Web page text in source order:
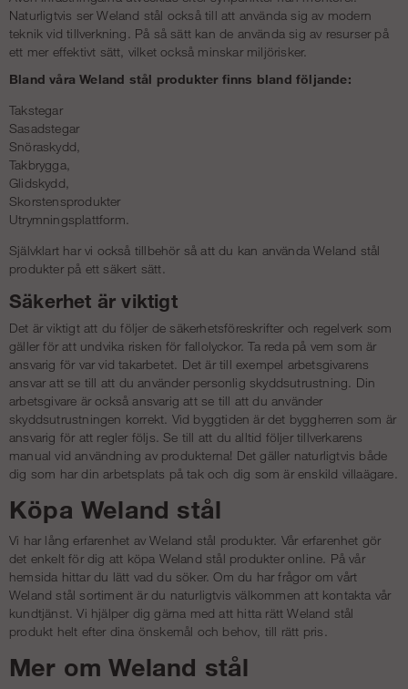
Naturligtvis ser Weland stål också till att använda sig av modern
teknik vid tillverkning. På så sätt kan de använda sig av resurser på
ett mer effektivt sätt, vilket också minskar miljörisker.
Bland våra Weland stål produkter finns bland följande:
Takstegar
Sasadstegar
Snöraskydd,
Takbrygga,
Glidskydd,
Skorstensprodukter
Utrymningsplattform.
Självklart har vi också tillbehör så att du kan använda Weland stål
produkter på ett säkert sätt.
Säkerhet är viktigt
Det är viktigt att du följer de säkerhetsföreskrifter och regelverk som
gäller för att undvika risken för fallolyckor. Ta reda på vem som är
ansvarig för var vid takarbetet. Det är till exempel arbetsgivarens
ansvar att se till att du använder personlig skyddsutrustning. Din
arbetsgivare är också ansvarig att se till att du använder
skyddsutrustningen korrekt. Vid byggtiden är det byggherren som är
ansvarig för att regler följs. Se till att du alltid följer tillverkarens
manual vid användning av produkterna! Det gäller naturligtvis både
dig som har din arbetsplats på tak och dig som är enskild villaägare.
Köpa Weland stål
Vi har lång erfarenhet av Weland stål produkter. Vår erfarenhet gör
det enkelt för dig att köpa Weland stål produkter online. På vår
hemsida hittar du lätt vad du söker. Om du har frågor om vårt
Weland stål sortiment är du naturligtvis välkommen att kontakta vår
kundtjänst. Vi hjälper dig gärna med att hitta rätt Weland stål
produkt helt efter dina önskemål och behov, till rätt pris.
Mer om Weland stål